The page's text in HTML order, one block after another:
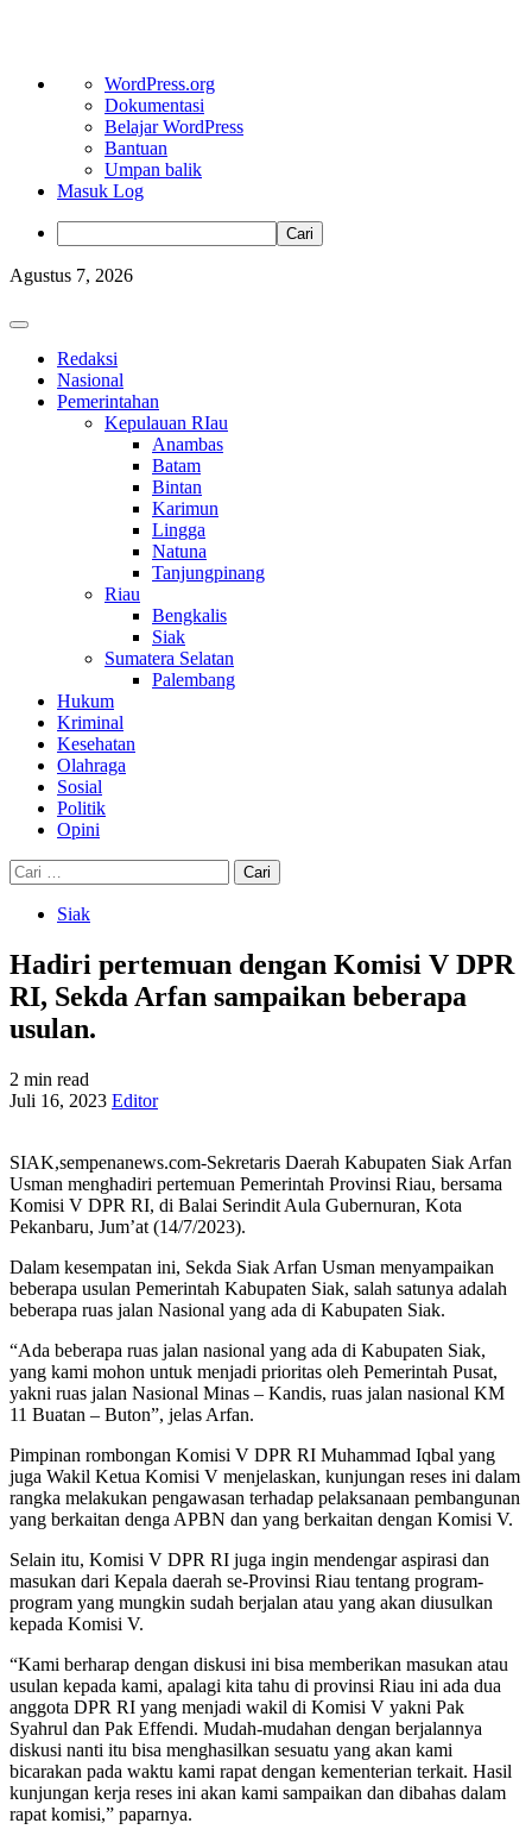
Tentang
WordPress
WordPress.org
Dokumentasi
Belajar WordPress
Bantuan
Umpan balik
Masuk Log
Cari
Skip
content
Agustus 7, 2026
Primary
Redaksi
Nasional
Pemerintahan
Kepulauan RIau
Anambas
Batam
Bintan
Karimun
Lingga
Natuna
Tanjungpinang
Riau
Bengkalis
Siak
Sumatera Selatan
Palembang
Hukum
Kriminal
Kesehatan
Olahraga
Sosial
Politik
Opini
Cari
untuk:
Siak
Hadiri pertemuan dengan Komisi V DPR
RI, Sekda Arfan sampaikan beberapa
usulan.
2 min read
Juli 16, 2023 Editor
SIAK,sempenanews.com-Sekretaris Daerah Kabupaten Siak Arfan
Usman menghadiri pertemuan Pemerintah Provinsi Riau, bersama
Komisi V DPR RI, di Balai Serindit Aula Gubernuran, Kota
Pekanbaru, Jum’at (14/7/2023).
Dalam kesempatan ini, Sekda Siak Arfan Usman menyampaikan
beberapa usulan Pemerintah Kabupaten Siak, salah satunya adalah
beberapa ruas jalan Nasional yang ada di Kabupaten Siak.
“Ada beberapa ruas jalan nasional yang ada di Kabupaten Siak,
yang kami mohon untuk menjadi prioritas oleh Pemerintah Pusat,
yakni ruas jalan Nasional Minas – Kandis, ruas jalan nasional KM
11 Buatan – Buton”, jelas Arfan.
Pimpinan rombongan Komisi V DPR RI Muhammad Iqbal yang
juga Wakil Ketua Komisi V menjelaskan, kunjungan reses ini dalam
rangka melakukan pengawasan terhadap pelaksanaan pembangunan
yang berkaitan denga APBN dan yang berkaitan dengan Komisi V.
Selain itu, Komisi V DPR RI juga ingin mendengar aspirasi dan
masukan dari Kepala daerah se-Provinsi Riau tentang program-
program yang mungkin sudah berjalan atau yang akan diusulkan
kepada Komisi V.
“Kami berharap dengan diskusi ini bisa memberikan masukan atau
usulan kepada kami, apalagi kita tahu di provinsi Riau ini ada dua
anggota DPR RI yang menjadi wakil di Komisi V yakni Pak
Syahrul dan Pak Effendi. Mudah-mudahan dengan berjalannya
diskusi nanti itu bisa menghasilkan sesuatu yang akan kami
bicarakan pada waktu kami rapat dengan kementerian terkait. Hasil
kunjungan kerja reses ini akan kami sampaikan dan dibahas dalam
rapat komisi,” paparnya.